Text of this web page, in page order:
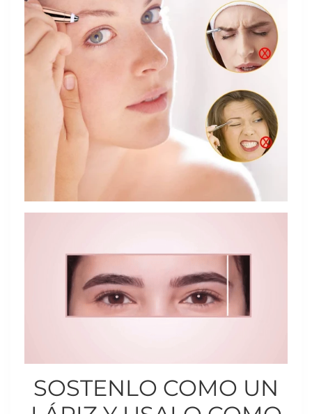
SOSTENLO COMO UN